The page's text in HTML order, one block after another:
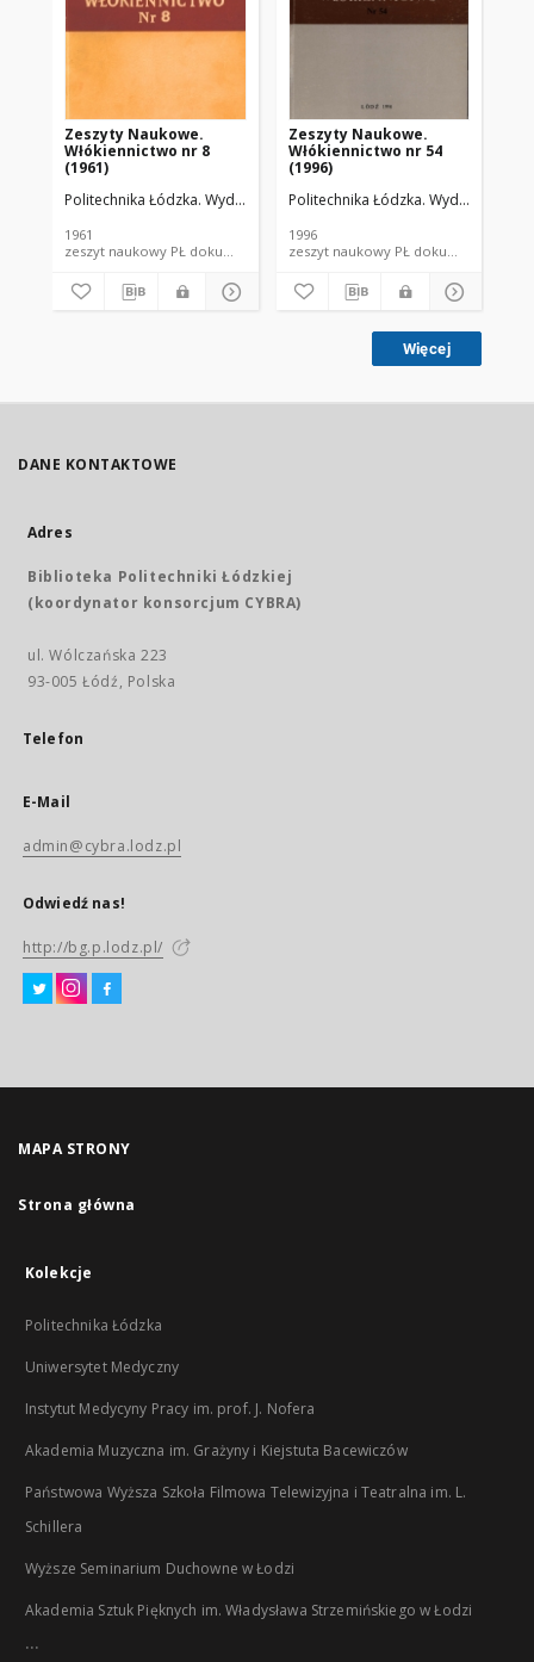
Zeszyty Naukowe.
Włókiennictwo nr 8
(1961)
Politechnika Łódzka. Wydział Włókienniczy.
1961
zeszyt naukowy PŁ dokument piśmienniczy
Zeszyty Naukowe.
Włókiennictwo nr 54
(1996)
Politechnika Łódzka. Wydział
1996
zeszyt naukowy PŁ dokument
Więcej
DANE KONTAKTOWE
Adres
Biblioteka Politechniki Łódzkiej
(koordynator konsorcjum CYBRA)
ul. Wólczańska 223
93-005 Łódź, Polska
Telefon
E-Mail
admin@cybra.lodz.pl
Odwiedź nas!
http://bg.p.lodz.pl/
MAPA STRONY
Strona główna
Kolekcje
Politechnika Łódzka
Uniwersytet Medyczny
Instytut Medycyny Pracy im. prof. J. Nofera
Akademia Muzyczna im. Grażyny i Kiejstuta Bacewiczów
Państwowa Wyższa Szkoła Filmowa Telewizyjna i Teatralna im. L.
Schillera
Wyższe Seminarium Duchowne w Łodzi
Akademia Sztuk Pięknych im. Władysława Strzemińskiego w Łodzi
...